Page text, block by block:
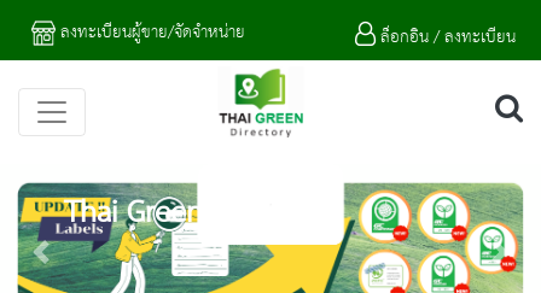
ลงทะเบียนผู้ขาย/จัดจำหน่าย ล็อกอิน / ลงทะเบียน
Thai Green Directory
Previous Next